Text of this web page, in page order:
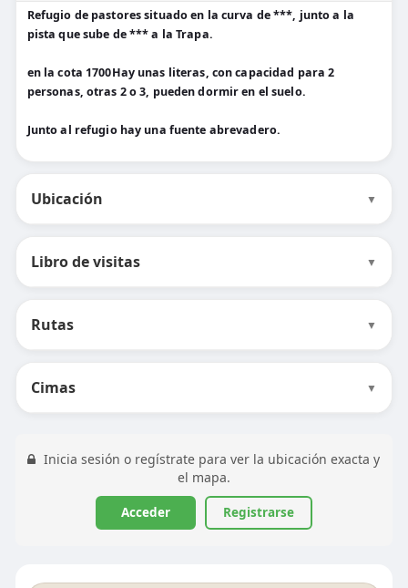
Refugio de pastores situado en la curva de ***, junto a la
pista que sube de *** a la Trapa.
en la cota 1700Hay unas literas, con capacidad para 2
personas, otras 2 o 3, pueden dormir en el suelo.
Junto al refugio hay una fuente abrevadero.
Ubicación ▼
Libro de visitas ▼
Rutas ▼
Cimas ▼
Inicia sesión o regístrate para ver la ubicación exacta y
el mapa.
Acceder Registrarse